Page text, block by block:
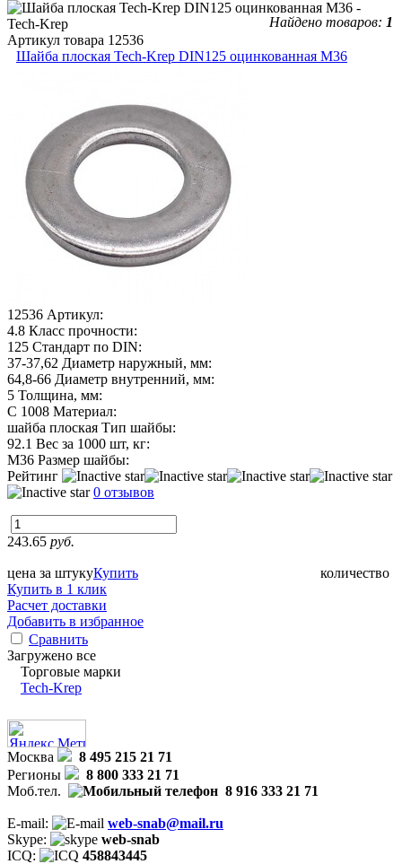
Найдено товаров: 1
Артикул товара 12536
Шайба плоская Tech-Krep DIN125 оцинкованная М36
12536 Артикул:
4.8 Класс прочности:
125 Стандарт по DIN:
37-37,62 Диаметр наружный, мм:
64,8-66 Диаметр внутренний, мм:
5 Толщина, мм:
C 1008 Материал:
шайба плоская Тип шайбы:
92.1 Вес за 1000 шт, кг:
М36 Размер шайбы:
Рейтинг
0 отзывов
243.65 руб.
цена за штуку количество
Купить
Купить в 1 клик
Расчет доставки
Добавить в избранное
Сравнить
Загружено все
Торговые марки
Tech-Krep
Москва
8 495 215 21 71
Регионы
8 800 333 21 71
Моб.тел.
8 916 333 21 71
E-mail:
web-snab@mail.ru
Skype:
web-snab
ICQ:
458843445